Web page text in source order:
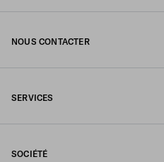
NOUS CONTACTER
SERVICES
SOCIÉTÉ